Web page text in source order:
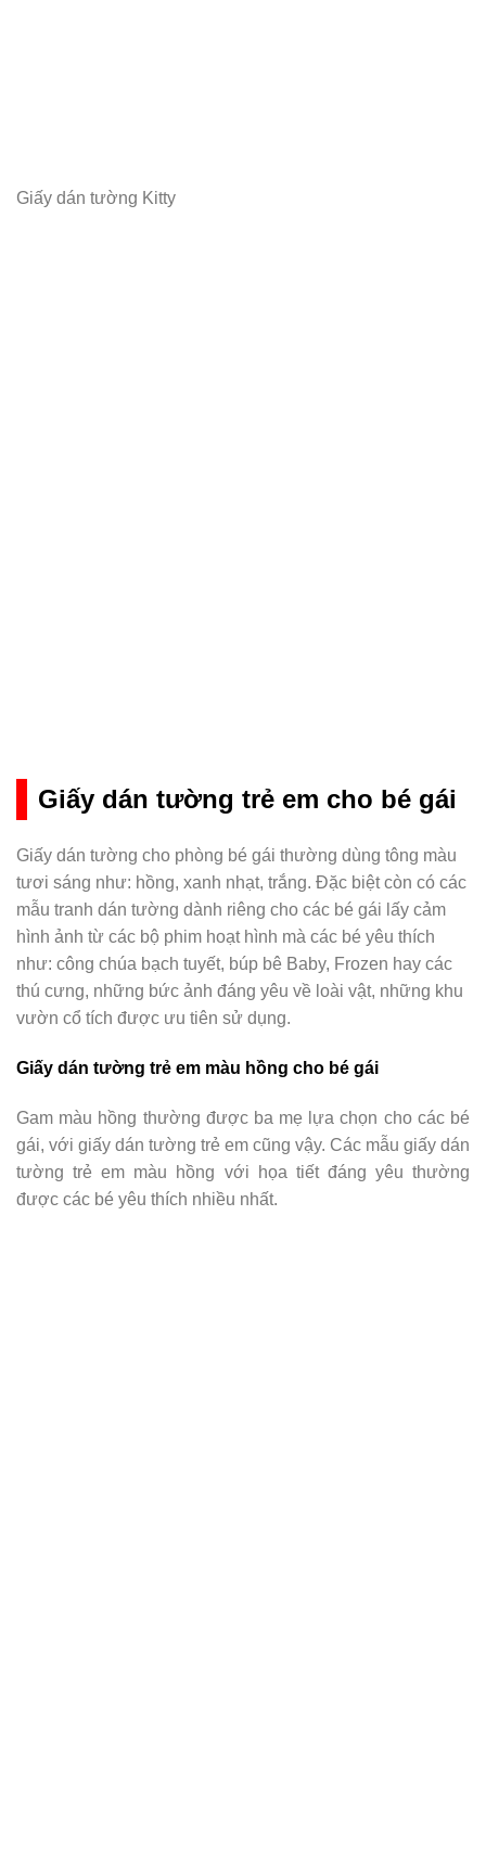
Giấy dán tường Kitty
Giấy dán tường trẻ em cho bé gái
Giấy dán tường cho phòng bé gái thường dùng tông màu
tươi sáng như: hồng, xanh nhạt, trắng. Đặc biệt còn có các
mẫu tranh dán tường dành riêng cho các bé gái lấy cảm
hình ảnh từ các bộ phim hoạt hình mà các bé yêu thích
như: công chúa bạch tuyết, búp bê Baby, Frozen hay các
thú cưng, những bức ảnh đáng yêu về loài vật, những khu
vườn cổ tích được ưu tiên sử dụng.
Giấy dán tường trẻ em màu hồng cho bé gái
Gam màu hồng thường được ba mẹ lựa chọn cho các bé
gái, với giấy dán tường trẻ em cũng vậy. Các mẫu giấy dán
tường trẻ em màu hồng với họa tiết đáng yêu thường
được các bé yêu thích nhiều nhất.